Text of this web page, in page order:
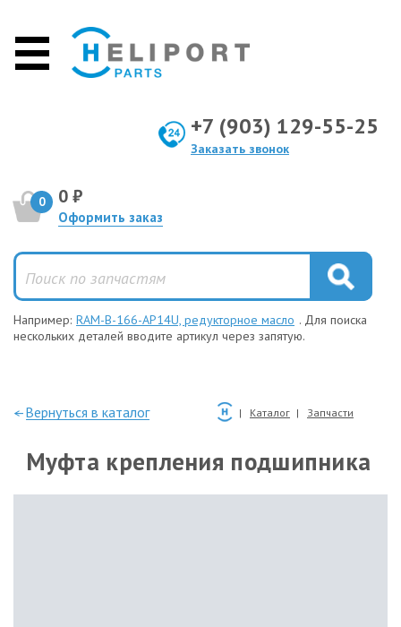
+7 (903) 129-55-25
Заказать звонок
0 0 ₽
Оформить заказ
Например: RAM-B-166-AP14U, редукторное масло . Для поиска
нескольких деталей вводите артикул через запятую.
—Вернуться в каталог Каталог Запчасти
Муфта крепления подшипника